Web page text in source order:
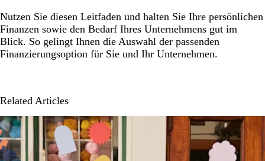
Nutzen Sie diesen Leitfaden und halten Sie Ihre persönlichen
Finanzen sowie den Bedarf Ihres Unternehmens gut im
Blick. So gelingt Ihnen die Auswahl der passenden
Finanzierungsoption für Sie und Ihr Unternehmen.
Related Articles